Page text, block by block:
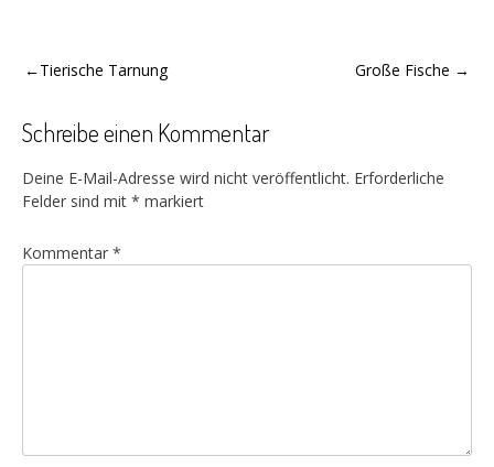
Große Fische
Tierische Tarnung
Schreibe einen Kommentar
Deine E-Mail-Adresse wird nicht veröffentlicht. Erforderliche
Felder sind mit * markiert
Kommentar *